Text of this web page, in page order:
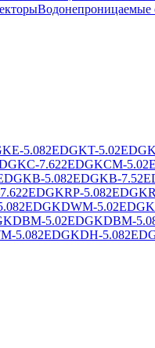
Водонепроницаемые
5.082EDGKT-5.0
7.622EDGKCM-5.0
5.082EDGKB-7.5
2EDGKRP-5.08
2EDGKDWM-5.0
5.02EDGKDBM-
5.082EDGKDH-5.08